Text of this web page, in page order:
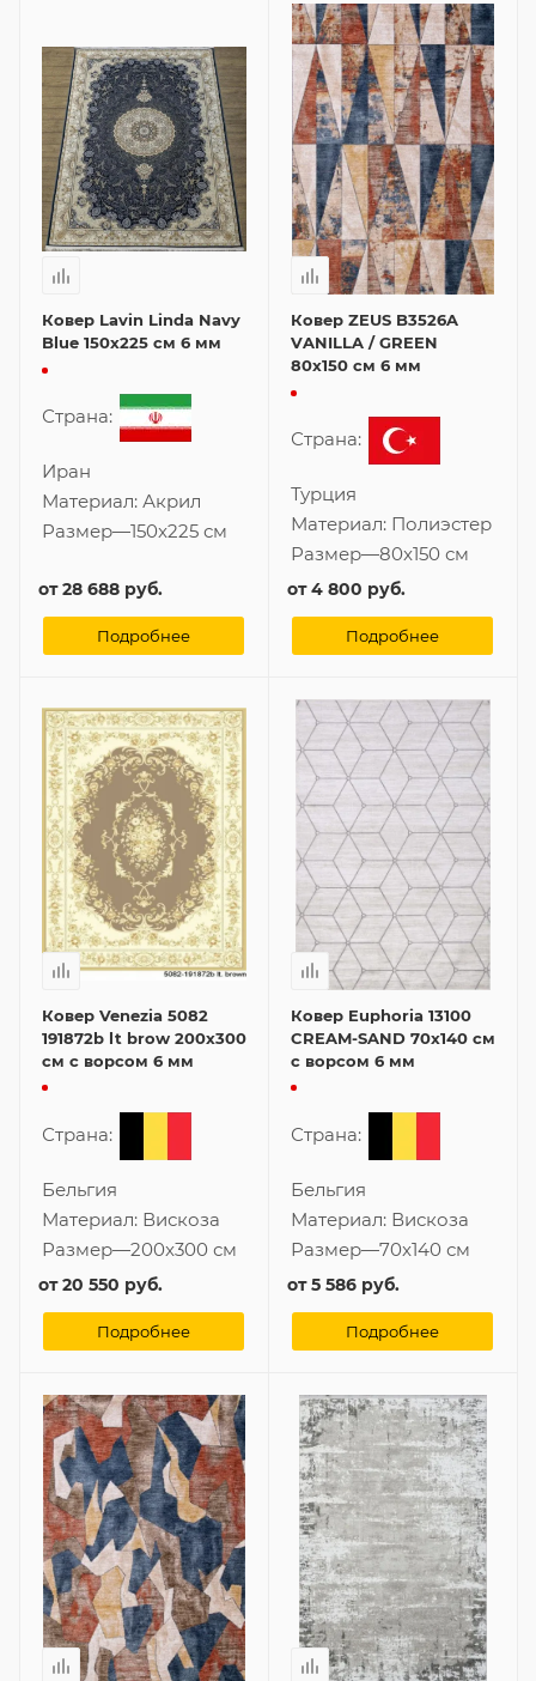
Ковер Lavin Linda Navy
Blue 150x225 см 6 мм
Страна:
Иран
Материал: Акрил
Размер—150x225 см
от28 688 руб.
Подробнее
Ковер ZEUS B3526A
VANILLA / GREEN
80x150 см 6 мм
Страна:
Турция
Материал: Полиэстер
Размер—80x150 см
от4 800 руб.
Подробнее
Ковер Venezia 5082
191872b lt brow 200x300
см с ворсом 6 мм
Страна:
Бельгия
Материал: Вискоза
Размер—200x300 см
от20 550 руб.
Подробнее
Ковер Euphoria 13100
CREAM-SAND 70x140 см
с ворсом 6 мм
Страна:
Бельгия
Материал: Вискоза
Размер—70x140 см
от5 586 руб.
Подробнее